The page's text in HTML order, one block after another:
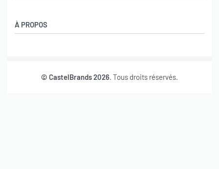
Retours et échanges
À PROPOS
© CastelBrands 2026 . Tous droits réservés.